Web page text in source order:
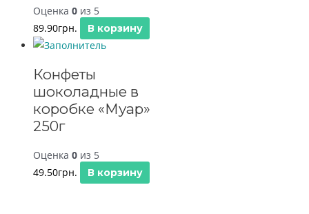
Оценка 0 из 5
89.90грн. В корзину
Конфеты
шоколадные в
коробке «Муар»
250г
Оценка 0 из 5
49.50грн. В корзину